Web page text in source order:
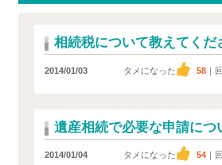
相続税について教えてくだ
2014/01/03 タメになった 58 ｜
遺産相続で必要な申請につ
2014/01/04 タメになった 54 ｜